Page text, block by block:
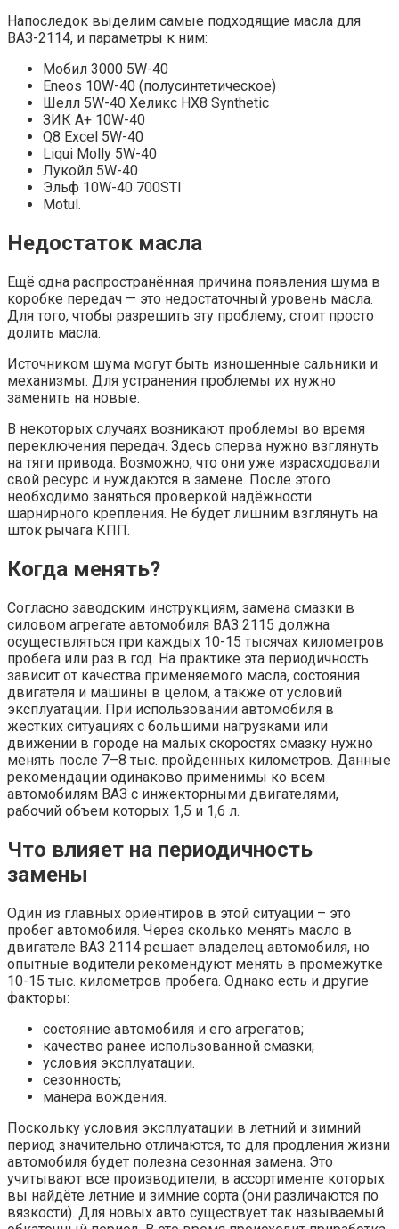
Напоследок выделим самые подходящие масла для
ВАЗ-2114, и параметры к ним:
Мобил 3000 5W-40
Eneos 10W-40 (полусинтетическое)
Шелл 5W-40 Хеликс HX8 Synthetic
ЗИК А+ 10W-40
Q8 Excel 5W-40
Liqui Molly 5W-40
Лукойл 5W-40
Эльф 10W-40 700STI
Motul.
Недостаток масла
Ещё одна распространённая причина появления шума в
коробке передач — это недостаточный уровень масла.
Для того, чтобы разрешить эту проблему, стоит просто
долить масла.
Источником шума могут быть изношенные сальники и
механизмы. Для устранения проблемы их нужно
заменить на новые.
В некоторых случаях возникают проблемы во время
переключения передач. Здесь сперва нужно взглянуть
на тяги привода. Возможно, что они уже израсходовали
свой ресурс и нуждаются в замене. После этого
необходимо заняться проверкой надёжности
шарнирного крепления. Не будет лишним взглянуть на
шток рычага КПП.
Когда менять?
Согласно заводским инструкциям, замена смазки в
силовом агрегате автомобиля ВАЗ 2115 должна
осуществляться при каждых 10-15 тысячах километров
пробега или раз в год. На практике эта периодичность
зависит от качества применяемого масла, состояния
двигателя и машины в целом, а также от условий
эксплуатации. При использовании автомобиля в
жестких ситуациях с большими нагрузками или
движении в городе на малых скоростях смазку нужно
менять после 7–8 тыс. пройденных километров. Данные
рекомендации одинаково применимы ко всем
автомобилям ВАЗ с инжекторными двигателями,
рабочий объем которых 1,5 и 1,6 л.
Что влияет на периодичность
замены
Один из главных ориентиров в этой ситуации – это
пробег автомобиля. Через сколько менять масло в
двигателе ВАЗ 2114 решает владелец автомобиля, но
опытные водители рекомендуют менять в промежутке
10-15 тыс. километров пробега. Однако есть и другие
факторы:
состояние автомобиля и его агрегатов;
качество ранее использованной смазки;
условия эксплуатации.
сезонность;
манера вождения.
Поскольку условия эксплуатации в летний и зимний
период значительно отличаются, то для продления жизни
автомобиля будет полезна сезонная замена. Это
учитывают все производители, в ассортименте которых
вы найдёте летние и зимние сорта (они различаются по
вязкости). Для новых авто существует так называемый